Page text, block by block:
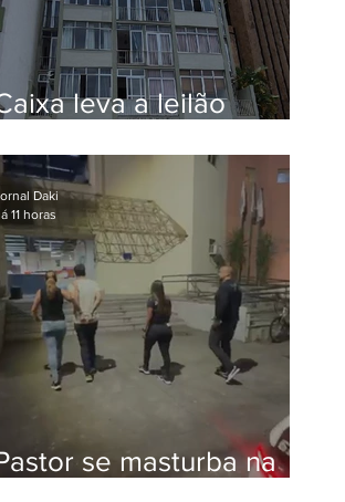
leva a leilão
em Botafogo
se masturba na
Daki
11 horas